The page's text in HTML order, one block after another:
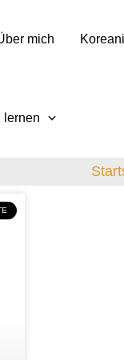
mich
lernen